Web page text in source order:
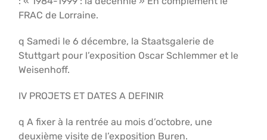
FRAC de Lorraine.
q Samedi le 6 décembre, la Staatsgalerie de
Stuttgart pour l’exposition Oscar Schlemmer et le
Weisenhoff.
IV PROJETS ET DATES A DEFINIR
q A fixer à la rentrée au mois d’octobre, une
deuxième visite de l’exposition Buren.